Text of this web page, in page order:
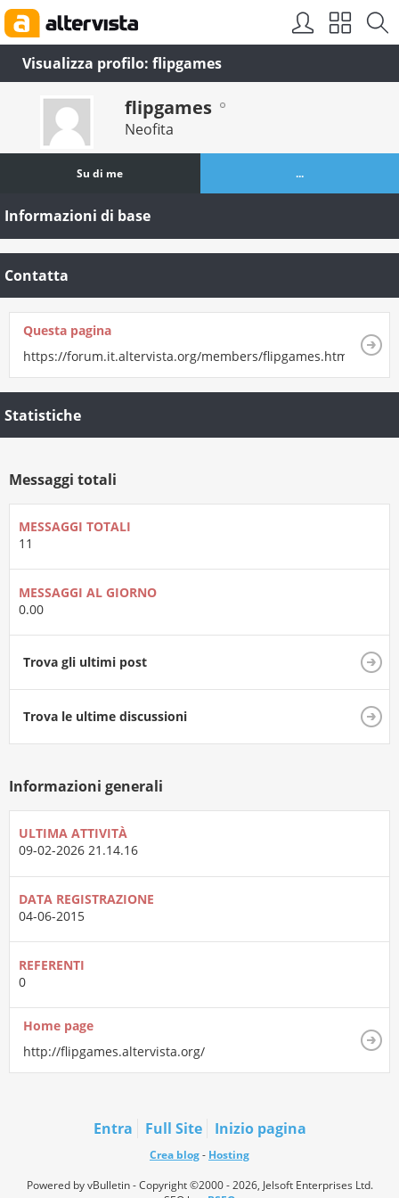
Visualizza profilo: flipgames
flipgames
Neofita
Su di me ...
Informazioni di base
Contatta
Questa pagina
https://forum.it.altervista.org/members/flipgames.html
Statistiche
Messaggi totali
MESSAGGI TOTALI
11
MESSAGGI AL GIORNO
0.00
Trova gli ultimi post
Trova le ultime discussioni
Informazioni generali
ULTIMA ATTIVITÀ
09-02-2026 21.14.16
DATA REGISTRAZIONE
04-06-2015
REFERENTI
0
Home page
http://flipgames.altervista.org/
Entra Full Site Inizio pagina
Crea blog- Hosting
Powered by vBulletin - Copyright ©2000 - 2026, Jelsoft Enterprises Ltd.